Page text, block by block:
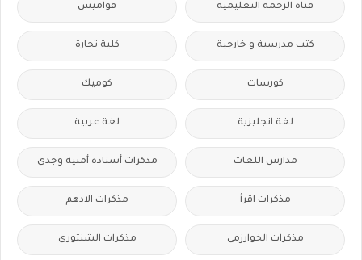
قناة الرحمة التعليمية قواميس
كتب مدرسية و خارجية كلية تجارة
كورسات كوميك
لغة انجليزية لغة عربية
مدارس اللغات مذكرات أستاذة أمنية وجدى
مذكرات اقرأ مذكرات الادهم
مذكرات الخوارزمى مذكرات الشنتورى